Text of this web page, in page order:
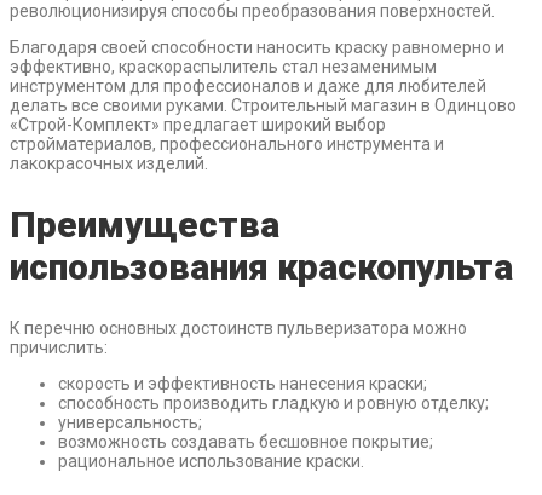
революционизируя способы преобразования поверхностей.
Благодаря своей способности наносить краску равномерно и
эффективно, краскораспылитель стал незаменимым
инструментом для профессионалов и даже для любителей
делать все своими руками. Строительный магазин в Одинцово
«Строй-Комплект» предлагает широкий выбор
стройматериалов, профессионального инструмента и
лакокрасочных изделий.
Преимущества
использования краскопульта
К перечню основных достоинств пульверизатора можно
причислить:
скорость и эффективность нанесения краски;
способность производить гладкую и ровную отделку;
универсальность;
возможность создавать бесшовное покрытие;
рациональное использование краски.